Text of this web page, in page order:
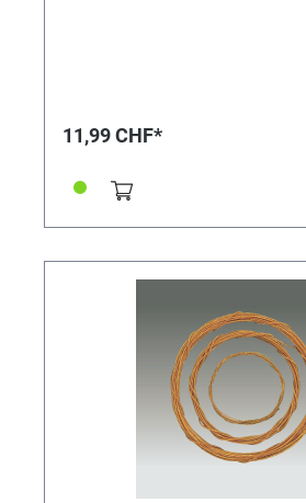
11,99 CHF*